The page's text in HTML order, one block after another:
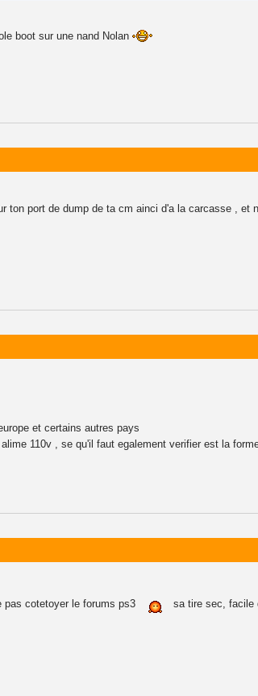
boot sur une nand Nolan
ton port de dump de ta cm ainci d'a la carcasse ,
et certains autres pays
110v , se qu'il faut egalement verifier est la
cotetoyer le forums ps3 sa tire sec, facile